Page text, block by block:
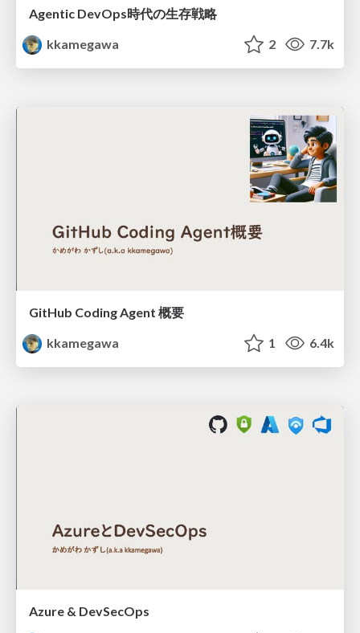
Agentic DevOps時代の生存戦略
kkamegawa
2 7.7k
GitHub Coding Agent 概要
kkamegawa
1 6.4k
Azure & DevSecOps